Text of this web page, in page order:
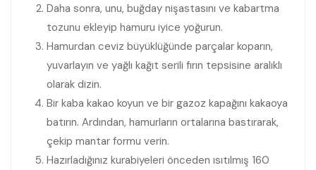
Daha sonra, unu, buğday nişastasını ve kabartma
tozunu ekleyip hamuru iyice yoğurun.
Hamurdan ceviz büyüklüğünde parçalar koparın,
yuvarlayın ve yağlı kağıt serili fırın tepsisine aralıklı
olarak dizin.
Bir kaba kakao koyun ve bir gazoz kapağını kakaoya
batırın. Ardından, hamurların ortalarına bastırarak,
çekip mantar formu verin.
Hazırladığınız kurabiyeleri önceden ısıtılmış 160